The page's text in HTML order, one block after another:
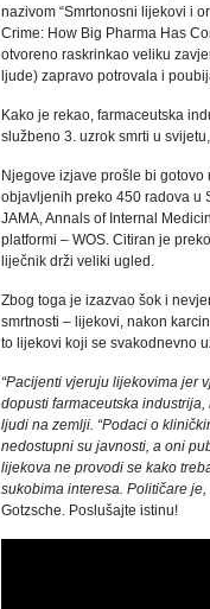
nazivom “Smrtonosni lijekovi i
Crime: How Big Pharma Has
otvoreno raskrinkao veliku
ljude) zapravo potrovala i
Kako je rekao, farmaceutska
službeno 3. uzrok smrti u
Njegove izjave prošle bi
objavljenih preko 450 radova u
JAMA, Annals of Internal
platformi – WOS. Citiran je
liječnik drži veliki ugled.
Zbog toga je izazvao šok i
smrtnosti – lijekovi, nakon
to lijekovi koji se svakodnevno
“Pacijenti vjeruju lijekovima jer
dopusti farmaceutska
ljudi na zemlji. “Podaci o
nedostupni su javnosti, a oni
lijekova ne provodi se kako
sukobima interesa. Političare
Gotzsche. Poslušajte istinu!